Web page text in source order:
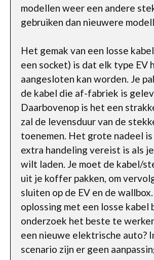
modellen weer een andere
gebruiken dan nieuwere
Het gemak van een losse
een socket) is dat elk type EV
aangesloten kan worden. Je
de kabel die af-fabriek is
Daarbovenop is het een
zal de levensduur van de
toenemen. Het grote nadeel
extra handeling vereist is als
wilt laden. Je moet de kabel/
uit je koffer pakken, om
sluiten op de EV en de
oplossing met een losse kabel
onderzoek het beste te
een nieuwe elektrische auto?
scenario zijn er geen